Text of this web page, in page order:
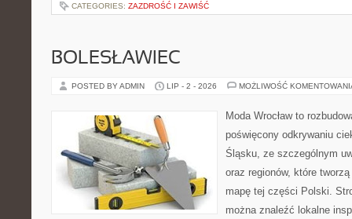
CATEGORIES: ZAZDROŚĆ I ZAWIŚĆ
BOLESŁAWIEC
POSTED BY ADMIN LIP - 2 - 2026 MOŻLIWOŚĆ
Moda Wrocław to
poświęcony odkrywaniu
Śląsku, ze szczególnym
oraz regionów, które
mapę tej części Polski.
można znaleźć lokalne